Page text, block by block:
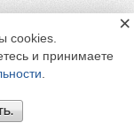
cookies.
и принимаете
×